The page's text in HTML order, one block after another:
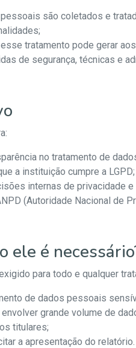
são coletados e
tratamento pode gerar
de segurança, técnicas e
no tratamento de
a instituição cumpre a LGPD;
internas de privacidade e
(Autoridade Nacional de
ele é
para todo e qualquer
de dados pessoais
grande volume de
titulares;
a apresentação do relatório.